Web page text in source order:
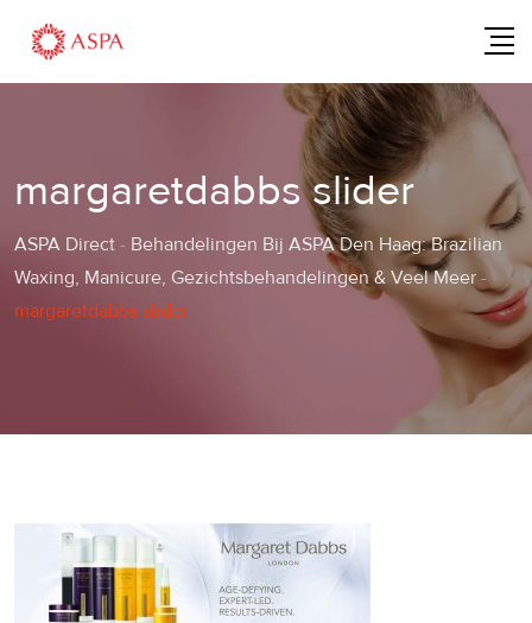
content
margaretdabbs slider
ASPA Direct - Behandelingen Bij ASPA Den Haag: Brazilian
Waxing, Manicure, Gezichtsbehandelingen & Veel Meer -
margaretdabbs slider